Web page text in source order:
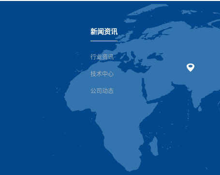
新闻资讯
行业资讯
技术中心
公司动态